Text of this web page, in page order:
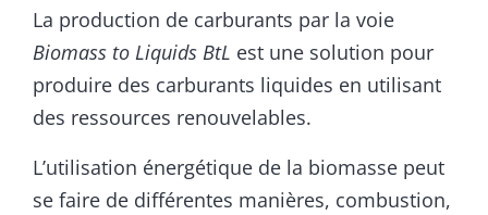
La production de carburants par la voie
Biomass to Liquids BtL est une solution pour
produire des carburants liquides en utilisant
des ressources renouvelables.
L’utilisation énergétique de la biomasse peut
se faire de différentes manières, combustion,